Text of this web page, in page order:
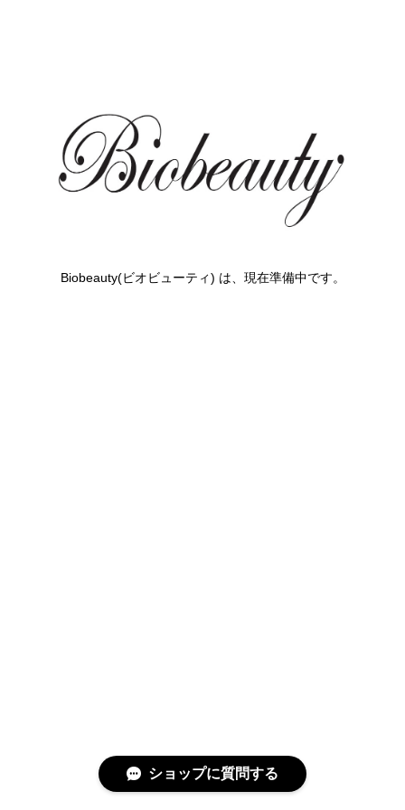
Biobeauty(ビオビューティ) は、現在準備中です。
ショップに質問する